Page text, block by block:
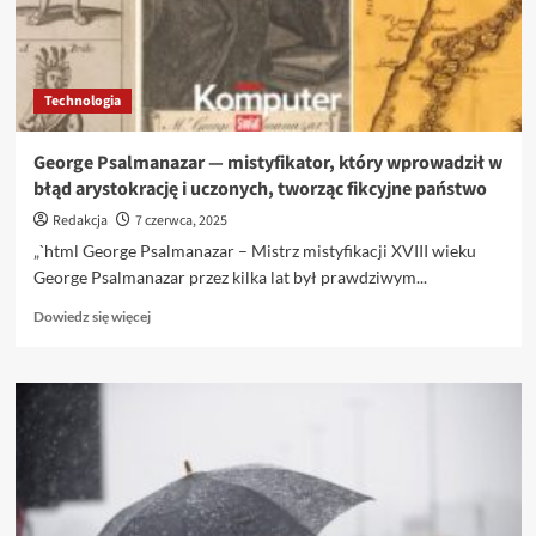
rosyjską
prowokacją
Technologia
George Psalmanazar — mistyfikator, który wprowadził w
błąd arystokrację i uczonych, tworząc fikcyjne państwo
Redakcja
7 czerwca, 2025
„`html George Psalmanazar – Mistrz mistyfikacji XVIII wieku
George Psalmanazar przez kilka lat był prawdziwym...
Dowiedz się więcejDowiedz
mistyfikator,
który
wprowadził